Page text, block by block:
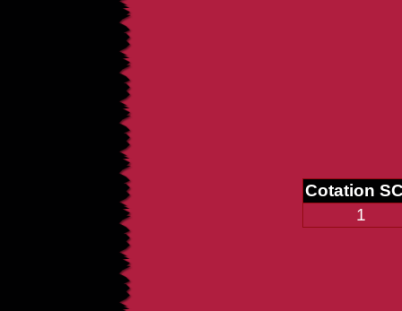
Cotation
1